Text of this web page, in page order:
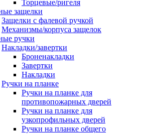
Торцевые/ригеля
защелки
Защелки с фалевой ручкой
Механизмы/корпуса защелок
ручки
Накладки/завертки
Броненакладки
Завертки
Накладки
Ручки на планке
Ручки на планке для
противопожарных дверей
Ручки на планке для
узкопрофильных дверей
Ручки на планке общего